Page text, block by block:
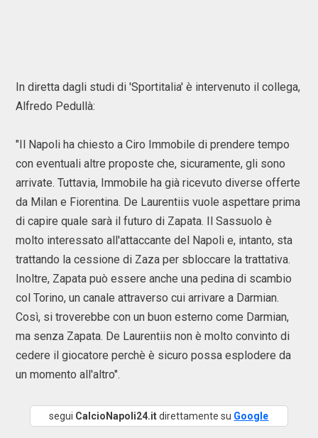
In diretta dagli studi di 'Sportitalia' è intervenuto il collega,
Alfredo Pedullà:
"Il Napoli ha chiesto a Ciro Immobile di prendere tempo
con eventuali altre proposte che, sicuramente, gli sono
arrivate. Tuttavia, Immobile ha già ricevuto diverse offerte
da Milan e Fiorentina. De Laurentiis vuole aspettare prima
di capire quale sarà il futuro di Zapata. Il Sassuolo è
molto interessato all'attaccante del Napoli e, intanto, sta
trattando la cessione di Zaza per sbloccare la trattativa.
Inoltre, Zapata può essere anche una pedina di scambio
col Torino, un canale attraverso cui arrivare a Darmian.
Così, si troverebbe con un buon esterno come Darmian,
ma senza Zapata. De Laurentiis non è molto convinto di
cedere il giocatore perchè è sicuro possa esplodere da
un momento all'altro".
segui CalcioNapoli24.itdirettamente su Google